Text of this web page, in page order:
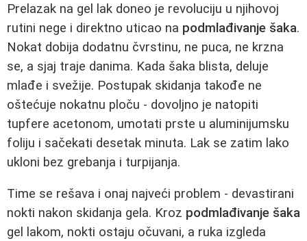
Prelazak na gel lak doneo je revoluciju u njihovoj
rutini nege i direktno uticao na podmlađivanje šaka.
Nokat dobija dodatnu čvrstinu, ne puca, ne krzna
se, a sjaj traje danima. Kada šaka blista, deluje
mlađe i svežije. Postupak skidanja takođe ne
oštećuje nokatnu ploču - dovoljno je natopiti
tupfere acetonom, umotati prste u aluminijumsku
foliju i sačekati desetak minuta. Lak se zatim lako
ukloni bez grebanja i turpijanja.
Time se rešava i onaj najveći problem - devastirani
nokti nakon skidanja gela. Kroz podmlađivanje šaka
gel lakom, nokti ostaju očuvani, a ruka izgleda